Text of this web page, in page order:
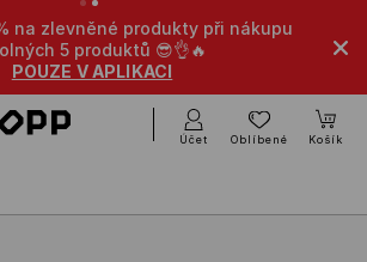
na zlevněné produkty při nákupu
5 produktů 😎👌🔥
POUZE V APLIKACI
Účet Oblíbené Košík